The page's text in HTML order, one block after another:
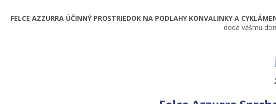
FELCE AZZURRA ÚČINNÝ PROSTRIEDOK NA PODLAHY KONVALINKY A
dodá vášmu